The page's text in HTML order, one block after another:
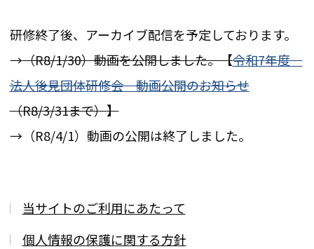
研修終了後、アーカイブ配信を予定しております。
→（R8/1/30）動画を公開しました。【令和7年度
法人後見団体研修会 動画公開のお知らせ
（R8/3/31まで）】
→（R8/4/1）動画の公開は終了しました。
当サイトのご利用にあたって
個人情報の保護に関する方針